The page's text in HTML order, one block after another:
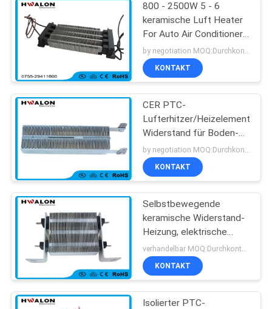
800 - 2500W 5 - 6
keramische Luft Heater
For Auto Air Conditioner
M/S 220v Ptc
by negotiation MOQ:Durchkontaktierung
KONTAKT
CER PTC-
Lufterhitzer/Heizelement-
Widerstand für Boden-
Heizungs-Thermostat
KONTAKT
Selbstbewegende
keramische Widerstand-
Heizung, elektrische
Heizung Auto-
Klimaanlage PTC
KONTAKT
Isolierter PTC-